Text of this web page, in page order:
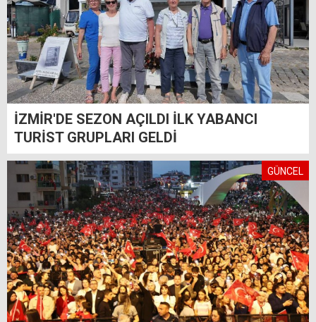
İZMİR'DE SEZON AÇILDI İLK YABANCI
TURİST GRUPLARI GELDİ
GÜNCEL